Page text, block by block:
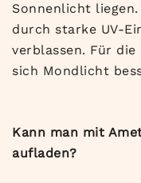
Sonnenlicht
durch starke UV-
verblassen. Für
sich Mondlicht
Kann man mit
aufladen?